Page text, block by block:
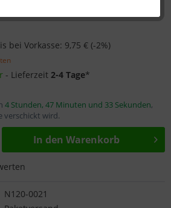
bei Vorkasse: 9,75 € (-2%)
- Lieferzeit 2-4 Tage*
4 Stunden, 47 Minuten und 33 Sekunden,
verschickt wird.
In den Warenkorb
N120-0021